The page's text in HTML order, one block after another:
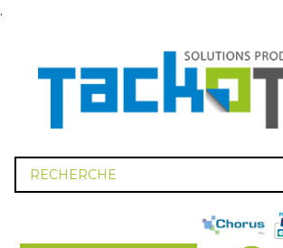
.
Recherche
de
produits